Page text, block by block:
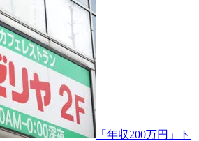
「年収200万円」ト